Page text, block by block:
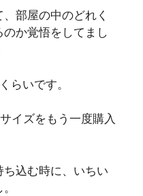
部屋の中のどれく
か覚悟をしてまし
らいです。
イズをもう一度購入
込む時に、いちい